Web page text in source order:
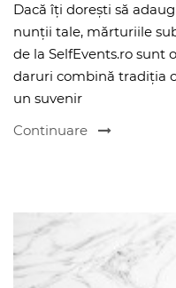
Dacă îți dorești să
nunții tale, mărturiile
de la SelfEvents.ro sunt
daruri combină tradiția
un suvenir
Continuare